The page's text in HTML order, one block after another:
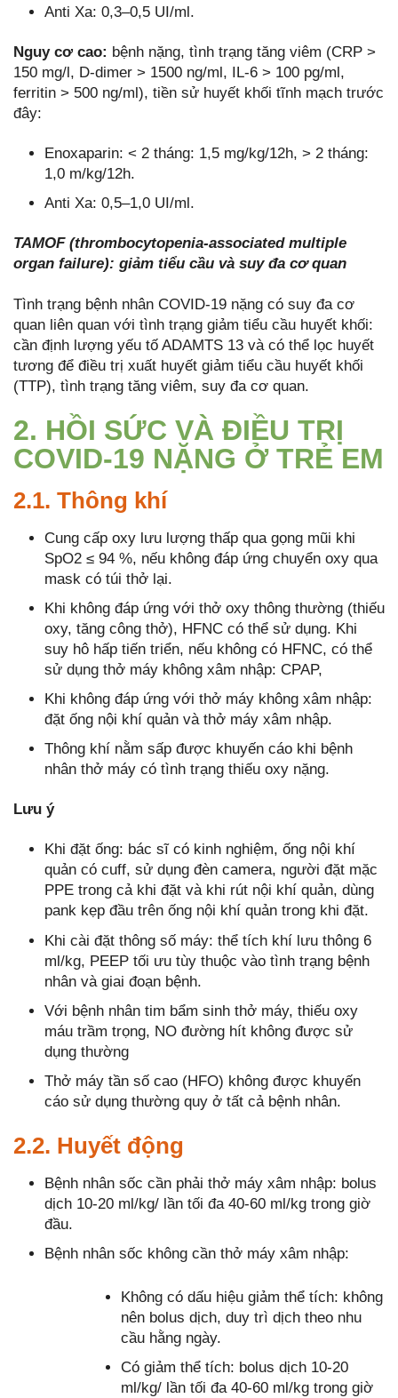
Anti Xa: 0,3–0,5 UI/ml.
Nguy cơ cao: bệnh nặng, tình trạng tăng viêm (CRP >
150 mg/l, D-dimer > 1500 ng/ml, IL-6 > 100 pg/ml,
ferritin > 500 ng/ml), tiền sử huyết khối tĩnh mạch trước
đây:
Enoxaparin: < 2 tháng: 1,5 mg/kg/12h, > 2 tháng:
1,0 m/kg/12h.
Anti Xa: 0,5–1,0 UI/ml.
TAMOF (thrombocytopenia-associated multiple
organ failure): giảm tiểu cầu và suy đa cơ quan
Tình trạng bệnh nhân COVID-19 nặng có suy đa cơ
quan liên quan với tình trạng giảm tiểu cầu huyết khối:
cần định lượng yếu tố ADAMTS 13 và có thể lọc huyết
tương để điều trị xuất huyết giảm tiểu cầu huyết khối
(TTP), tình trạng tăng viêm, suy đa cơ quan.
2. HỒI SỨC VÀ ĐIỀU TRỊ
COVID-19 NẶNG Ở TRẺ EM
2.1. Thông khí
Cung cấp oxy lưu lượng thấp qua gọng mũi khi
SpO2 ≤ 94 %, nếu không đáp ứng chuyển oxy qua
mask có túi thở lại.
Khi không đáp ứng với thở oxy thông thường (thiếu
oxy, tăng công thở), HFNC có thể sử dụng. Khi
suy hô hấp tiến triển, nếu không có HFNC, có thể
sử dụng thở máy không xâm nhập: CPAP,
Khi không đáp ứng với thở máy không xâm nhập:
đặt ống nội khí quản và thở máy xâm nhập.
Thông khí nằm sấp được khuyến cáo khi bệnh
nhân thở máy có tình trạng thiếu oxy nặng.
Lưu ý
Khi đặt ống: bác sĩ có kinh nghiệm, ống nội khí
quản có cuff, sử dụng đèn camera, người đặt mặc
PPE trong cả khi đặt và khi rút nội khí quản, dùng
pank kẹp đầu trên ống nội khí quản trong khi đặt.
Khi cài đặt thông số máy: thể tích khí lưu thông 6
ml/kg, PEEP tối ưu tùy thuộc vào tình trạng bệnh
nhân và giai đoạn bệnh.
Với bệnh nhân tim bẩm sinh thở máy, thiếu oxy
máu trầm trọng, NO đường hít không được sử
dụng thường
Thở máy tần số cao (HFO) không được khuyến
cáo sử dụng thường quy ở tất cả bệnh nhân.
2.2. Huyết động
Bệnh nhân sốc cần phải thở máy xâm nhập: bolus
dịch 10-20 ml/kg/ lần tối đa 40-60 ml/kg trong giờ
đầu.
Bệnh nhân sốc không cần thở máy xâm nhập:
Không có dấu hiệu giảm thể tích: không
nên bolus dịch, duy trì dịch theo nhu
cầu hằng ngày.
Có giảm thể tích: bolus dịch 10-20
ml/kg/ lần tối đa 40-60 ml/kg trong giờ